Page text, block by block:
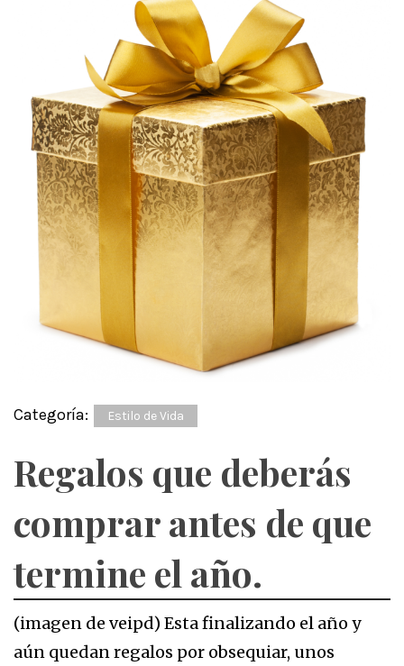
Categoría: Estilo de Vida
Regalos que deberás
comprar antes de que
termine el año.
(imagen de veipd) Esta finalizando el año y
aún quedan regalos por obsequiar, unos